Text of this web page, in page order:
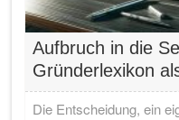
Aufbruch in die
Gründerlexikon
Die Entscheidung, ein